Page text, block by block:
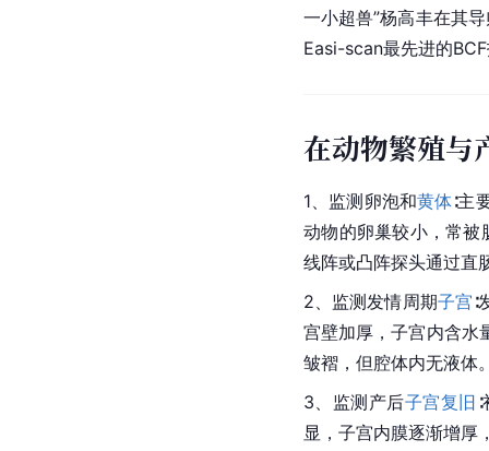
一小超兽”杨高丰在其
Easi-scan最先进的
在动物繁殖与
1、监测卵泡和黄体∶主
动物的卵巢较小，常
线阵或凸阵探头通过直
2、监测发情周期子宫
宫壁加厚，子宫内含水
皱褶，但腔体内无液体
3、监测产后子宫复旧
显，子宫内膜逐渐增厚